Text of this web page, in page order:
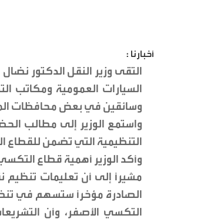
أخبارنا :
التقى وزير النقل الدكتور نضال
السيارات العمومية ومكاتب
وسائقين في بعض محافظات
واستمع الوزير إلى مطالب
التنظيمية التي تضمن للقطاع
وأكد الوزير أهمية قطاع
الصادرة مؤخراً ستسهم في
التكسي الأصفر، وأن